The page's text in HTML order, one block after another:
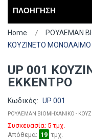
ΠΛΟΗΓΗΣΗ
Home ΡΟΥΛΕΜΑΝ
ΚΟΥΖΙΝΕΤΟ
UP 001
ΕΚΚΕΝΤΡΟ
Κωδικός: UP 001
ΡΟΥΛΕΜΑΝ ΒΙΟΜΗΧΑΝΙΚΟ -
Συσκευασία: 5 τμχ.
Απόθεμα: 19 τμχ.